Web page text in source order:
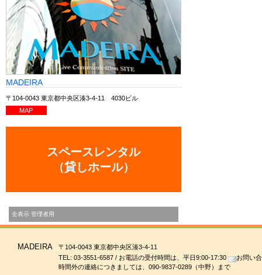
MADEIRA
〒104-0043 東京都中央区湊3-4-11 4030ビル
MAP
スペースレンタル
（貸しホール）
全表示 管理者用
MADEIRA
〒104-0043 東京都中央区湊3-4-11
TEL: 03-3551-6587 / お電話の受付時間は、平日9:00-17:30
お問い
時間外の連絡につきましては、090-9837-0289（中野）まで